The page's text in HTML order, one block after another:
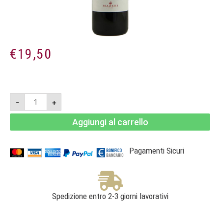
€19,50
-
Fonterutoli
2018
-
Chianti
quantità
+
Aggiungi al carrello
Pagamenti Sicuri
Spedizione entro 2-3 giorni lavorativi